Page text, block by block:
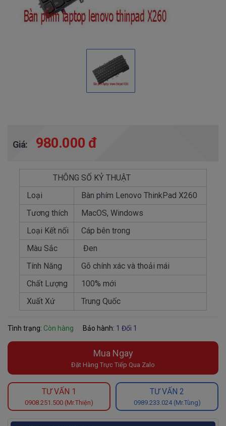
Giá: 980.000 đ
THÔNG SỐ KỶ THUẬT
Loại
Bàn phím Lenovo ThinkPad X260
Tương thích
MacOS, Windows
Loại Kết nối
Cáp bên trong
Màu Sắc
Đen
Tính Năng
Gõ chính xác và thoải mái
Chất Lượng
100% mới
Xuất Xứ
Trung Quốc
Tình trạng: Còn hàng Bảo hành: 1 Đổi 1
Mua Ngay
Đặt Hàng Trực Tiếp Qua Zalo
TƯ VẤN 1
0908.251.500 (Mr.Thiện)
TƯ VẤN 2
0989.233.024 (Mr.Tùng)